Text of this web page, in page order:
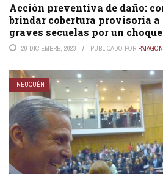
Acción preventiva de daño:
brindar cobertura provisoria a
graves secuelas por un choque
20 DICIEMBRE, 2023 PUBLICADO POR
NEUQUÉN